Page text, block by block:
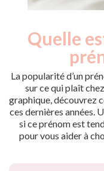
Quelle
La popularité d’un
sur ce qui plaît
graphique, découvrez
ces dernières années.
si ce prénom est
pour vous aider à
Année
Nouveaux-
nés
2010
6
2012
6
2013
5
2014
7
2019
5
2020
5